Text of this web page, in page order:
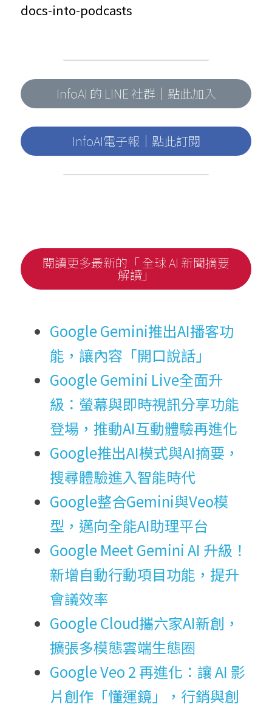
docs-into-podcasts
InfoAI 的 LINE 社群｜點此加入
InfoAI電子報｜點此訂閱
閱讀更多最新的「 全球 AI 新聞摘要
解讀」
Google Gemini推出AI播客功
能，讓內容「開口說話」
Google Gemini Live全面升
級：螢幕與即時視訊分享功能
登場，推動AI互動體驗再進化
Google推出AI模式與AI摘要，
搜尋體驗進入智能時代
Google整合Gemini與Veo模
型，邁向全能AI助理平台
Google Meet Gemini AI 升級！
新增自動行動項目功能，提升
會議效率
Google Cloud攜六家AI新創，
擴張多模態雲端生態圈
Google Veo 2 再進化：讓 AI 影
片創作「懂運鏡」，行銷與創